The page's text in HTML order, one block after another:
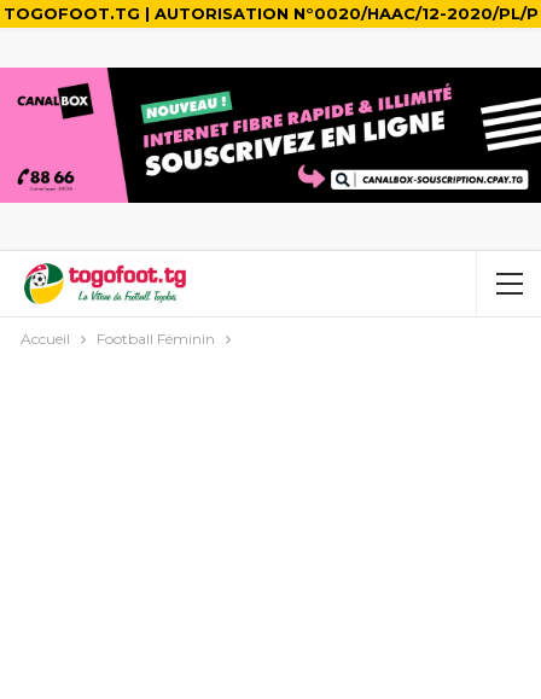
TOGOFOOT.TG | AUTORISATION N°0020/HAAC/12-2020/PL/P
Accueil Football Féminin